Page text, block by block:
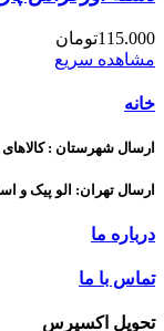
تومان115.000
مشاهده سریع
خانه
ارسال شهرستان :
ارسال تهران: الو پیک و
درباره ما
تماس با ما
تحویل اکسپرس